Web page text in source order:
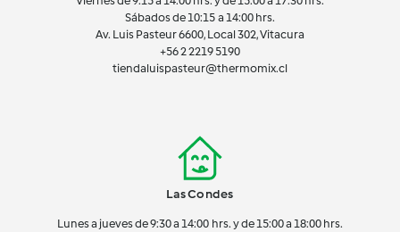
Sábados de 10:15 a 14:00 hrs.
Av. Luis Pasteur 6600, Local 302, Vitacura
+56 2 2219 5190
tiendaluispasteur@thermomix.cl
Las Condes
Lunes a jueves de 9:30 a 14:00 hrs. y de 15:00 a 18:00 hrs.